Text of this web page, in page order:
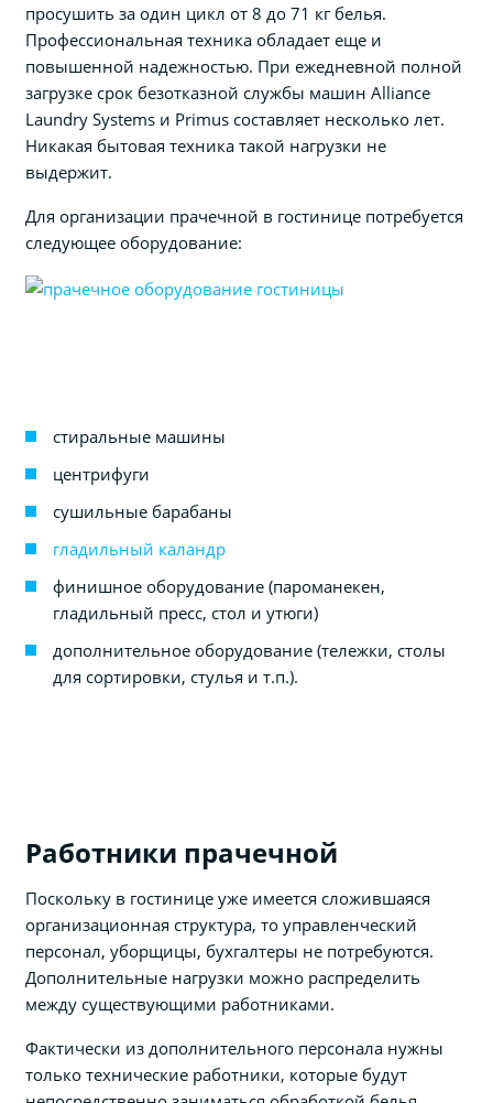
просушить за один цикл от 8 до 71 кг белья.
Профессиональная техника обладает еще и
повышенной надежностью. При ежедневной полной
загрузке срок безотказной службы машин Alliance
Laundry Systems и Primus составляет несколько лет.
Никакая бытовая техника такой нагрузки не
выдержит.
Для организации прачечной в гостинице потребуется
следующее оборудование:
стиральные машины
центрифуги
сушильные барабаны
гладильный каландр
финишное оборудование (пароманекен,
гладильный пресс, стол и утюги)
дополнительное оборудование (тележки, столы
для сортировки, стулья и т.п.).
Работники прачечной
Поскольку в гостинице уже имеется сложившаяся
организационная структура, то управленческий
персонал, уборщицы, бухгалтеры не потребуются.
Дополнительные нагрузки можно распределить
между существующими работниками.
Фактически из дополнительного персонала нужны
только технические работники, которые будут